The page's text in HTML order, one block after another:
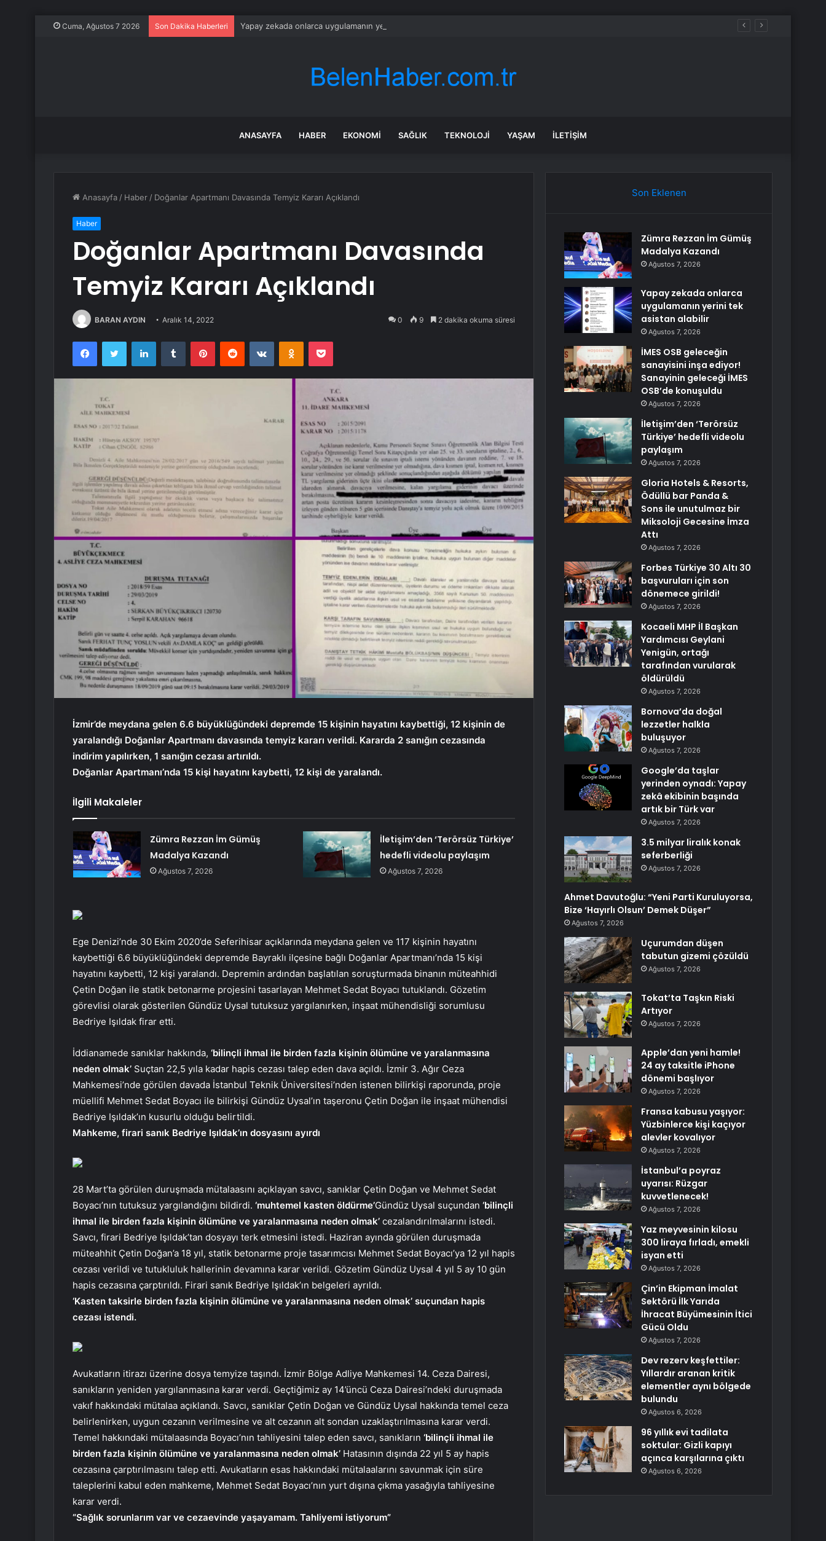
Cuma, Ağustos 7 2026 Son Dakika Haberleri Yapay zekada onlarca uygulamanın yerini tek asistan alabilir
ANASAYFA HABER EKONOMI SAĞLIK TEKNOLOJI YAŞAM İLETIŞIM
Anasayfa / Haber / Doğanlar Apartmanı Davasında Temyiz Kararı Açıklandı
Haber
Doğanlar Apartmanı Davasında
Temyiz Kararı Açıklandı
BARAN AYDIN Aralık 14, 2022 0 9 2 dakika okuma süresi
FacebookTwitter LinkedInTumblr PinterestReddit VKontakteOdnoklassniki
Pocket
İzmir’de meydana gelen 6.6 büyüklüğündeki depremde 15 kişinin hayatını kaybettiği, 12 kişinin de
yaralandığı Doğanlar Apartmanı davasında temyiz kararı verildi. Kararda 2 sanığın cezasında
indirim yapılırken, 1 sanığın cezası artırıldı.
Doğanlar Apartmanı’nda 15 kişi hayatını kaybetti, 12 kişi de yaralandı.
İlgili Makaleler
Zümra Rezzan İm Gümüş
Madalya Kazandı
Ağustos 7, 2026
İletişim’den ‘Terörsüz Türkiye’
hedefli videolu paylaşım
Ağustos 7, 2026
Ege Denizi’nde 30 Ekim 2020’de Seferihisar açıklarında meydana gelen ve 117 kişinin hayatını
kaybettiği 6.6 büyüklüğündeki depremde Bayraklı ilçesine bağlı Doğanlar Apartmanı’nda 15 kişi
hayatını kaybetti, 12 kişi yaralandı. Depremin ardından başlatılan soruşturmada binanın müteahhidi
Çetin Doğan ile statik betonarme projesini tasarlayan Mehmet Sedat Boyacı tutuklandı. Gözetim
görevlisi olarak gösterilen Gündüz Uysal tutuksuz yargılanırken, inşaat mühendisliği sorumlusu
Bedriye Işıldak firar etti.
İddianamede sanıklar hakkında, ‘bilinçli ihmal ile birden fazla kişinin ölümüne ve yaralanmasına
neden olmak’ Suçtan 22,5 yıla kadar hapis cezası talep eden dava açıldı. İzmir 3. Ağır Ceza
Mahkemesi’nde görülen davada İstanbul Teknik Üniversitesi’nden istenen bilirkişi raporunda, proje
müellifi Mehmet Sedat Boyacı ile bilirkişi Gündüz Uysal’ın taşeronu Çetin Doğan ile inşaat mühendisi
Bedriye Işıldak’ın kusurlu olduğu belirtildi.
Mahkeme, firari sanık Bedriye Işıldak’ın dosyasını ayırdı
28 Mart’ta görülen duruşmada mütalaasını açıklayan savcı, sanıklar Çetin Doğan ve Mehmet Sedat
Boyacı’nın tutuksuz yargılandığını bildirdi. ‘muhtemel kasten öldürme’Gündüz Uysal suçundan ‘bilinçli
ihmal ile birden fazla kişinin ölümüne ve yaralanmasına neden olmak’ cezalandırılmalarını istedi.
Savcı, firari Bedriye Işıldak’tan dosyayı terk etmesini istedi. Haziran ayında görülen duruşmada
müteahhit Çetin Doğan’a 18 yıl, statik betonarme proje tasarımcısı Mehmet Sedat Boyacı’ya 12 yıl hapis
cezası verildi ve tutukluluk hallerinin devamına karar verildi. Gözetim Gündüz Uysal 4 yıl 5 ay 10 gün
hapis cezasına çarptırıldı. Firari sanık Bedriye Işıldak’ın belgeleri ayrıldı.
‘Kasten taksirle birden fazla kişinin ölümüne ve yaralanmasına neden olmak’ suçundan hapis
cezası istendi.
Avukatların itirazı üzerine dosya temyize taşındı. İzmir Bölge Adliye Mahkemesi 14. Ceza Dairesi,
sanıkların yeniden yargılanmasına karar verdi. Geçtiğimiz ay 14’üncü Ceza Dairesi’ndeki duruşmada
vakıf hakkındaki mütalaa açıklandı. Savcı, sanıklar Çetin Doğan ve Gündüz Uysal hakkında temel ceza
belirlenirken, uygun cezanın verilmesine ve alt cezanın alt sondan uzaklaştırılmasına karar verdi.
Temel hakkındaki mütalaasında Boyacı’nın tahliyesini talep eden savcı, sanıkların ‘bilinçli ihmal ile
birden fazla kişinin ölümüne ve yaralanmasına neden olmak’ Hatasının dışında 22 yıl 5 ay hapis
cezasına çarptırılmasını talep etti. Avukatların esas hakkındaki mütalaalarını savunmak için süre
taleplerini kabul eden mahkeme, Mehmet Sedat Boyacı’nın yurt dışına çıkma yasağıyla tahliyesine
karar verdi.
“Sağlık sorunlarım var ve cezaevinde yaşayamam. Tahliyemi istiyorum”
Son Eklenen
Zümra Rezzan İm Gümüş
Madalya Kazandı
Ağustos 7, 2026
Yapay zekada onlarca
uygulamanın yerini tek
asistan alabilir
Ağustos 7, 2026
İMES OSB geleceğin
sanayisini inşa ediyor!
Sanayinin geleceği İMES
OSB’de konuşuldu
Ağustos 7, 2026
İletişim’den ‘Terörsüz
Türkiye’ hedefli videolu
paylaşım
Ağustos 7, 2026
Gloria Hotels & Resorts,
Ödüllü bar Panda &
Sons ile unutulmaz bir
Miksoloji Gecesine İmza
Attı
Ağustos 7, 2026
Forbes Türkiye 30 Altı 30
başvuruları için son
dönemece girildi!
Ağustos 7, 2026
Kocaeli MHP İl Başkan
Yardımcısı Geylani
Yenigün, ortağı
tarafından vurularak
öldürüldü
Ağustos 7, 2026
Bornova’da doğal
lezzetler halkla
buluşuyor
Ağustos 7, 2026
Google’da taşlar
yerinden oynadı: Yapay
zekâ ekibinin başında
artık bir Türk var
Ağustos 7, 2026
3.5 milyar liralık konak
seferberliği
Ağustos 7, 2026
Ahmet Davutoğlu: “Yeni Parti Kuruluyorsa,
Bize ‘Hayırlı Olsun’ Demek Düşer”
Ağustos 7, 2026
Uçurumdan düşen
tabutun gizemi çözüldü
Ağustos 7, 2026
Tokat’ta Taşkın Riski
Artıyor
Ağustos 7, 2026
Apple’dan yeni hamle!
24 ay taksitle iPhone
dönemi başlıyor
Ağustos 7, 2026
Fransa kabusu yaşıyor:
Yüzbinlerce kişi kaçıyor
alevler kovalıyor
Ağustos 7, 2026
İstanbul’a poyraz
uyarısı: Rüzgar
kuvvetlenecek!
Ağustos 7, 2026
Yaz meyvesinin kilosu
300 liraya fırladı, emekli
isyan etti
Ağustos 7, 2026
Çin’in Ekipman İmalat
Sektörü İlk Yarıda
İhracat Büyümesinin İtici
Gücü Oldu
Ağustos 7, 2026
Dev rezerv keşfettiler:
Yıllardır aranan kritik
elementler aynı bölgede
bulundu
Ağustos 6, 2026
96 yıllık evi tadilata
soktular: Gizli kapıyı
açınca karşılarına çıktı
Ağustos 6, 2026